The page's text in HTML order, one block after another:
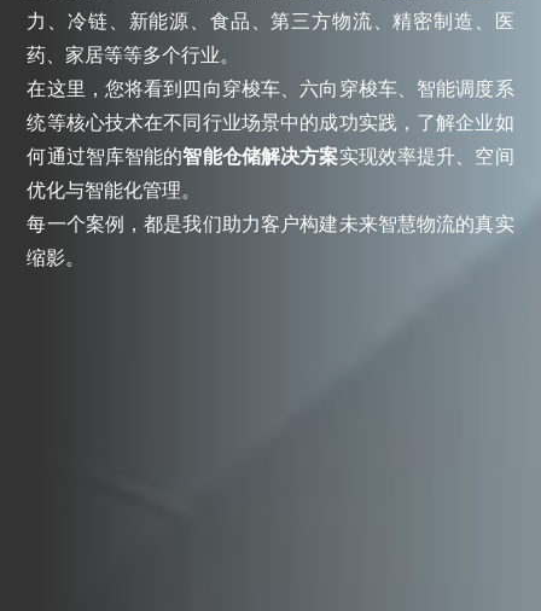
力、冷链、新能源、食品、第三方物流、精密制造、医
药、家居等等多个行业。
在这里，您将看到四向穿梭车、六向穿梭车、智能调度系
统等核心技术在不同行业场景中的成功实践，了解企业如
何通过智库智能的智能仓储解决方案实现效率提升、空间
优化与智能化管理。
每一个案例，都是我们助力客户构建未来智慧物流的真实
缩影。